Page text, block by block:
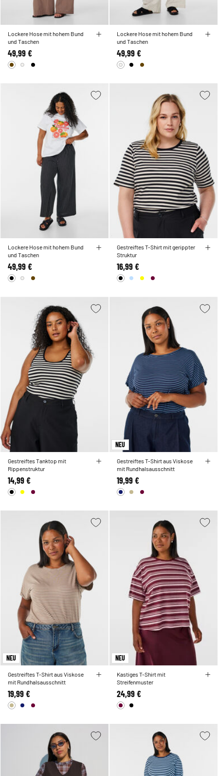
Lockere Hose mit hohem Bund
und Taschen
49,99 €
Lockere Hose mit hohem Bund
und Taschen
49,99 €
Lockere Hose mit hohem Bund
und Taschen
49,99 €
Gestreiftes T-Shirt mit gerippter
Struktur
16,99 €
Gestreiftes Tanktop mit
Rippenstruktur
14,99 €
NEU
Gestreiftes T-Shirt aus Viskose
mit Rundhalsausschnitt
19,99 €
NEU
Gestreiftes T-Shirt aus Viskose
mit Rundhalsausschnitt
19,99 €
NEU
Kastiges T-Shirt mit
Streifenmuster
24,99 €